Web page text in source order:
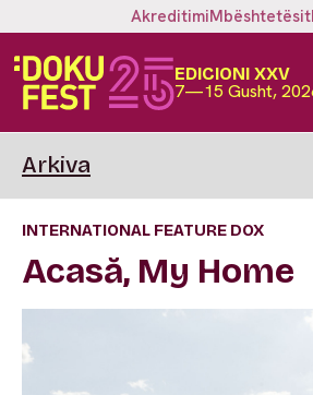
AkreditimiMbështetësit
EDICIONI XXV
7—15 Gusht,
Arkiva
INTERNATIONAL FEATURE DOX
Acasă, My Home